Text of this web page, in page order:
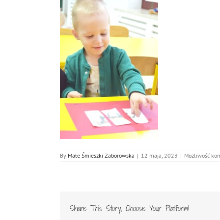
By Małe Śmieszki Zaborowska | 12 maja, 2023 | Możliwość
Share This Story, Choose Your Platform!